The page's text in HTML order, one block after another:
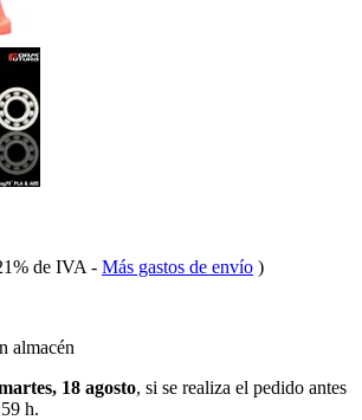
de IVA - Más gastos de envío )
almacén
18 agosto, si se realiza el pedido antes
h.